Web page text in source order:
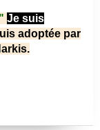
Je suis
adoptée par